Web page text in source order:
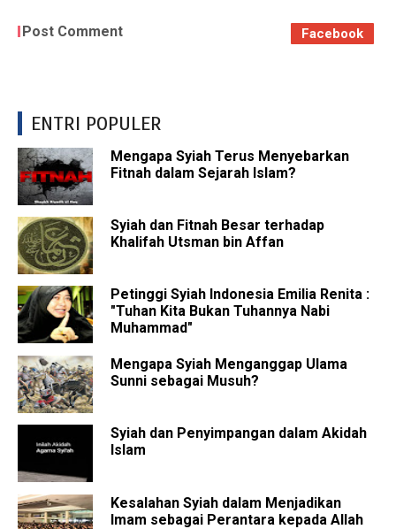
Post Comment Facebook
ENTRI POPULER
Mengapa Syiah Terus Menyebarkan
Fitnah dalam Sejarah Islam?
Syiah dan Fitnah Besar terhadap
Khalifah Utsman bin Affan
Petinggi Syiah Indonesia Emilia Renita :
"Tuhan Kita Bukan Tuhannya Nabi
Muhammad"
Mengapa Syiah Menganggap Ulama
Sunni sebagai Musuh?
Syiah dan Penyimpangan dalam Akidah
Islam
Kesalahan Syiah dalam Menjadikan
Imam sebagai Perantara kepada Allah